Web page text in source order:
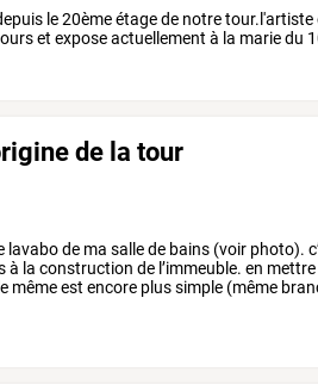
le 20ème étage de notre tour.l'artiste
et expose actuellement à la marie du
de la tour
lavabode ma sallede bains (voir photo).
à la construction de l’immeuble. en mettre
mêmeest encore plussimple (même